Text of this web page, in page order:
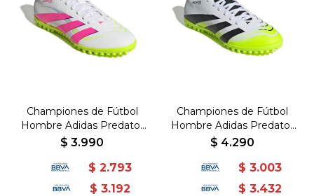
Championes de Fútbol
Hombre Adidas Predator
Club TF - Blanco-Rosado
$ 3.990
$ 2.793
$ 3.192
Championes de Fútbol
Hombre Adidas Predator
Club TF - Blanco-Negro
$ 4.290
$ 3.003
$ 3.432